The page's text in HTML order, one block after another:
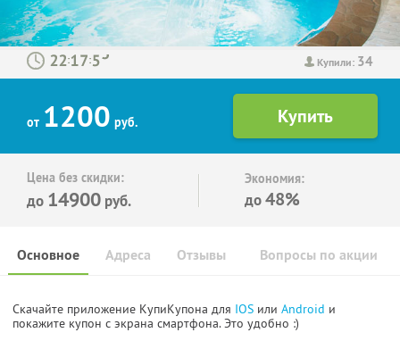
Купили: 34
: :
от 1200 руб.
Цена без скидки:
до 14900 руб.
Экономия:
до48%
Основное Отзывы Вопросы по акции
Адреса
Скачайте приложение КупиКупона для IOS или Android и
покажите купон с экрана смартфона. Это удобно :)